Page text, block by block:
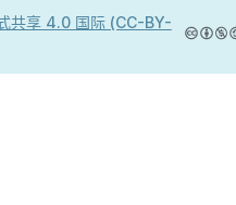
共享 4.0 国际 (CC-BY-